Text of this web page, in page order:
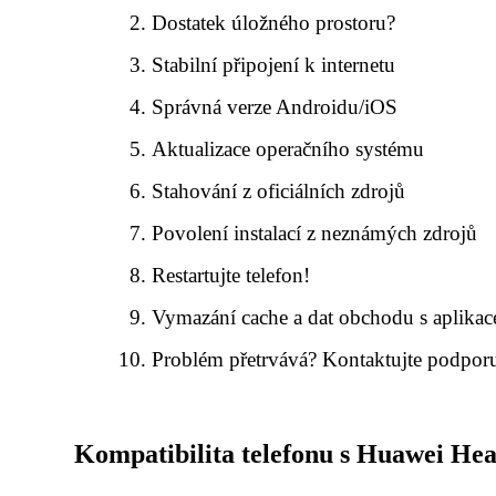
Dostatek úložného prostoru?
Stabilní připojení k internetu
Správná verze Androidu/iOS
Aktualizace operačního systému
Stahování z oficiálních zdrojů
Povolení instalací z neznámých zdrojů
Restartujte telefon!
Vymazání cache a dat obchodu s
Problém přetrvává? Kontaktujte
Kompatibilita telefonu s Huawei